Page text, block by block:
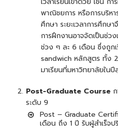
พาณิชยการ หรือการบริห
ศึกษา ระยะเวลาการศึกษ
การฝึกงานอาจจัดเป็นช่ว
ช่วง ๆ ละ 6 เดือน ซึ่งถูก
sandwich หลักสูตร ทั้ง
มาเรียนที่มหาวิทยาลัยใน
Post-Graduate Course
ระดับ 9
Post – Graduate
เดือน ถึง 1 ปี รับผู้สำเร็จ